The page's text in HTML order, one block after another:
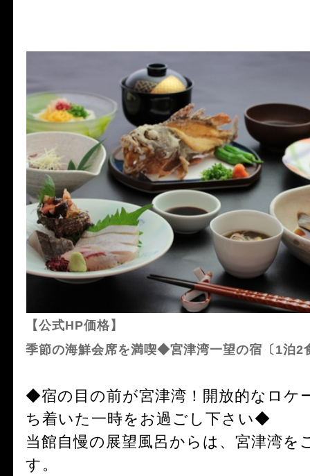
【公式HP価格】
季節の海鮮会席を満喫◆宮津湾一望の宿〔1泊2
◆宿の目の前が宮津湾！開放的なロケ
ち着いた一時をお過ごし下さい◆
当館自慢の展望風呂からは、宮津湾を
す。